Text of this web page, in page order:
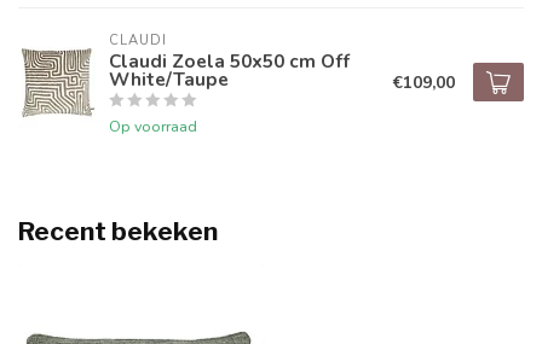
CLAUDI
Claudi Zoela 50x50 cm Off
White/Taupe
Op voorraad
€109,00
Recent bekeken